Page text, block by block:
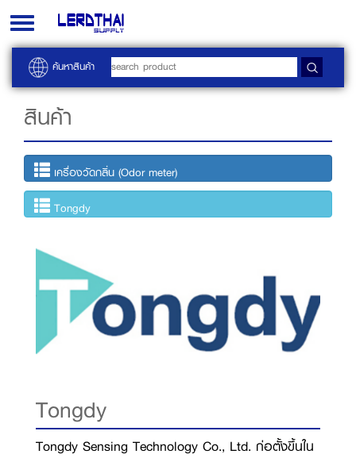
Toggle
navigation
ค้นหาสินค้า
สินค้า
เครื่องวัดกลิ่น (Odor meter)
Tongdy
Tongdy
Tongdy Sensing Technology Co., Ltd. ก่อตั้งขึ้นใน